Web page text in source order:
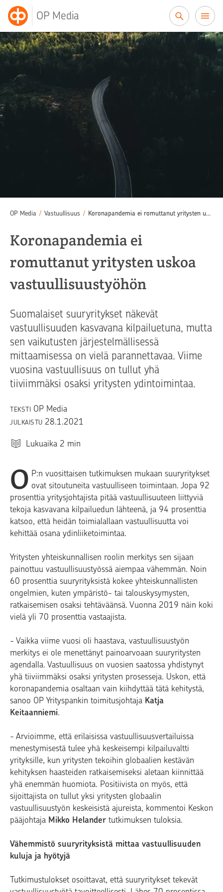
OP Media
OP Media / Vastuullisuus / Koronapandemia ei romuttanut yritysten uskoa vastuullisuustyöhön
Koronapandemia ei
romuttanut yritysten uskoa
vastuullisuustyöhön
Suomalaiset suuryritykset näkevät
vastuullisuuden kasvavana kilpailuetuna, mutta
sen vaikutusten järjestelmällisessä
mittaamisessa on vielä parannettavaa. Viime
vuosina vastuullisuus on tullut yhä
tiiviimmäksi osaksi yritysten ydintoimintaa.
TEKSTI OP Media
JULKAISTU 28.1.2021
Lukuaika 2 min
O P:n vuosittaisen tutkimuksen mukaan suuryritykset
ovat sitoutuneita vastuulliseen toimintaan. Jopa 92
prosenttia yritysjohtajista pitää vastuullisuuteen liittyviä
tekoja kasvavana kilpailuedun lähteenä, ja 94 prosenttia
katsoo, että heidän toimialallaan vastuullisuutta voi
kehittää osana ydinliiketoimintaa.
Yritysten yhteiskunnallisen roolin merkitys sen sijaan
painottuu vastuullisuustyössä aiempaa vähemmän. Noin
60 prosenttia suuryrityksistä kokee yhteiskunnallisten
ongelmien, kuten ympäristö- tai talouskysymysten,
ratkaisemisen osaksi tehtäväänsä. Vuonna 2019 näin koki
vielä yli 70 prosenttia vastaajista.
- Vaikka viime vuosi oli haastava, vastuullisuustyön
merkitys ei ole menettänyt painoarvoaan suuryritysten
agendalla. Vastuullisuus on vuosien saatossa yhdistynyt
yhä tiiviimmäksi osaksi yritysten prosesseja. Uskon, että
koronapandemia osaltaan vain kiihdyttää tätä kehitystä,
sanoo OP Yrityspankin toimitusjohtaja Katja
Keitaanniemi.
- Arvioimme, että erilaisissa vastuullisuusvertailuissa
menestymisestä tulee yhä keskeisempi kilpailuvaltti
yrityksille, kun yritysten tekoihin globaalien kestävän
kehityksen haasteiden ratkaisemiseksi aletaan kiinnittää
yhä enemmän huomiota. Positiivista on myös, että
sijoittajista on tullut yksi yritysten globaalin
vastuullisuustyön keskeisistä ajureista, kommentoi Keskon
pääjohtaja Mikko Helander tutkimuksen tuloksia.
Vähemmistö suuryrityksistä mittaa vastuullisuuden
kuluja ja hyötyjä
Tutkimustulokset osoittavat, että suuryritykset tekevät